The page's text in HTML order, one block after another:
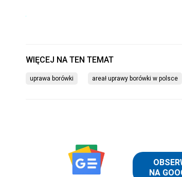
uprawa borówki areał uprawy borówki w polsce